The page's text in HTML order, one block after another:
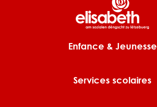
Enfance & Jeunesse
Services scolaires